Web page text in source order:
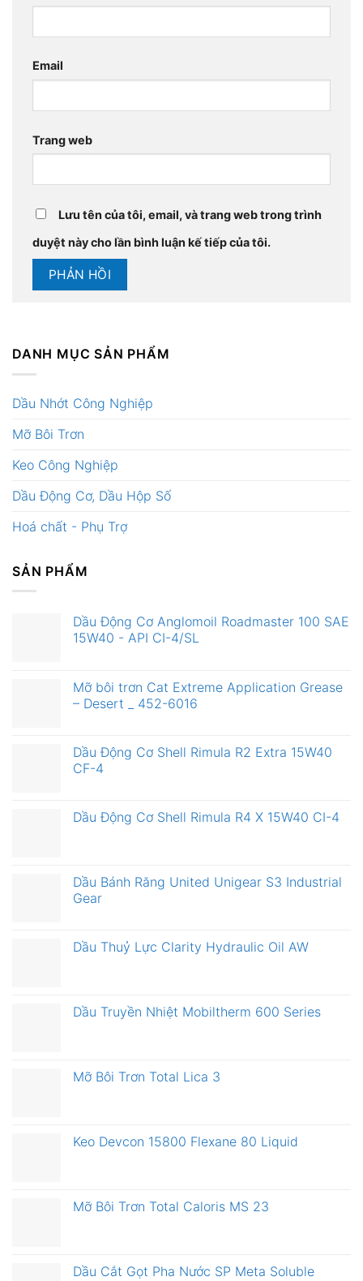
Email
Trang web
Lưu tên của tôi, email, và trang web trong trình
duyệt này cho lần bình luận kế tiếp của tôi.
DANH MỤC SẢN PHẨM
Dầu Nhớt Công Nghiệp
Mỡ Bôi Trơn
Keo Công Nghiệp
Dầu Động Cơ, Dầu Hộp Số
Hoá chất - Phụ Trợ
SẢN PHẨM
Dầu Động Cơ Anglomoil Roadmaster 100 SAE
15W40 - API CI-4/SL
Mỡ bôi trơn Cat Extreme Application Grease
– Desert _ 452-6016
Dầu Động Cơ Shell Rimula R2 Extra 15W40
CF-4
Dầu Động Cơ Shell Rimula R4 X 15W40 CI-4
Dầu Bánh Răng United Unigear S3 Industrial
Gear
Dầu Thuỷ Lực Clarity Hydraulic Oil AW
Dầu Truyền Nhiệt Mobiltherm 600 Series
Mỡ Bôi Trơn Total Lica 3
Keo Devcon 15800 Flexane 80 Liquid
Mỡ Bôi Trơn Total Caloris MS 23
Dầu Cắt Gọt Pha Nước SP Meta Soluble